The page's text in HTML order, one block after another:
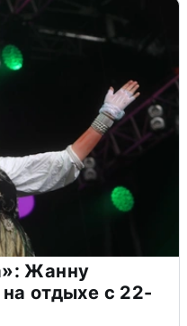
Жанну
отдыхе с 22-